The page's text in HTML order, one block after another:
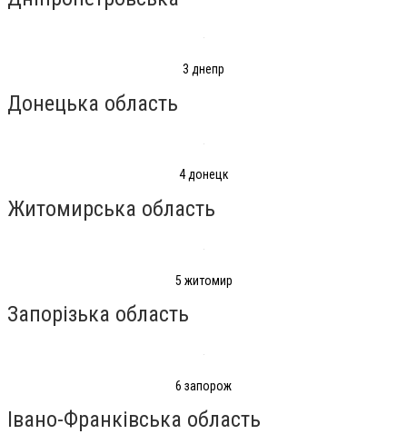
3 днепр
Донецька область
4 донецк
Житомирська область
5 житомир
Запорізька область
6 запорож
Івано-Франківська область